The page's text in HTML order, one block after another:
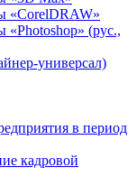
«CorelDRAW»
«Photoshop» (рус.,
универсал)
в период
кадровой